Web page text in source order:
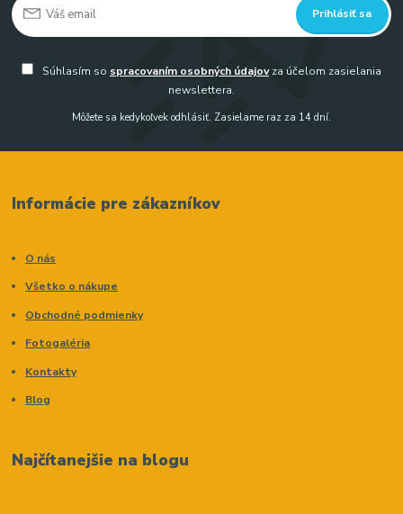
Prihlásiť sa
Súhlasím so spracovaním osobných údajovza účelom zasielania
newslettera.
Môžete sa kedykoľvek odhlásiť. Zasielame raz za 14 dní.
Informácie pre zákazníkov
O nás
Všetko o nákupe
Obchodné podmienky
Fotogaléria
Kontakty
Blog
Najčítanejšie na blogu